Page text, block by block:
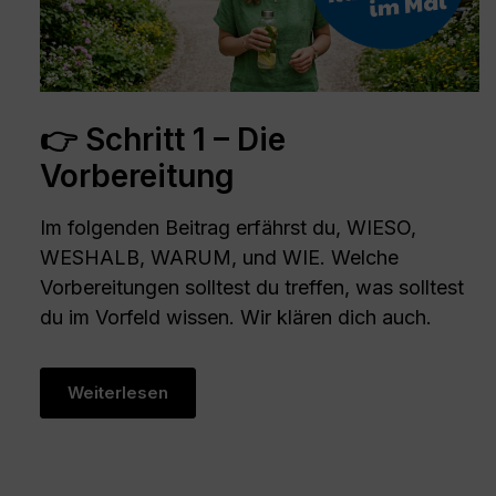
👉 Schritt 1 – Die
Vorbereitung
Im folgenden Beitrag erfährst du, WIESO,
WESHALB, WARUM, und WIE. Welche
Vorbereitungen solltest du treffen, was solltest
du im Vorfeld wissen. Wir klären dich auch.
Weiterlesen